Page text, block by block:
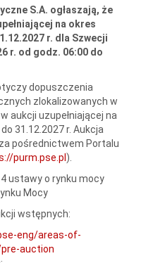
S.A. ogłaszają, że
na okres
r. dla Szwecji
r. od godz. 06:00 do
dopuszczenia
zlokalizowanych w
aukcji uzupełniającej na
31.12.2027 r. Aukcja
pośrednictwem Portalu
purm.pse.pl ).
ustawy o rynku mocy
Mocy
wstępnych:
eng/areas-of-
auction